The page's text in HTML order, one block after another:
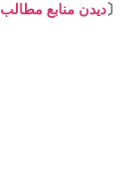
〔دیدن منابع مطالب